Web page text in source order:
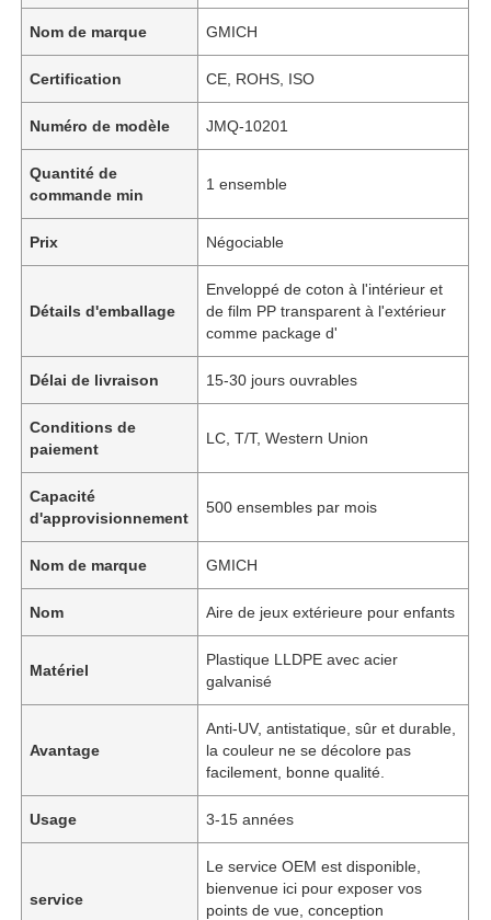
Nom de marque GMICH
Certification CE, ROHS, ISO
Numéro de modèle JMQ-10201
Quantité de
commande min
1 ensemble
Prix Négociable
Détails d'emballage
Enveloppé de coton à l'intérieur et
de film PP transparent à l'extérieur
comme package d'
Délai de livraison 15-30 jours ouvrables
Conditions de
paiement
LC, T/T, Western Union
Capacité
d'approvisionnement
500 ensembles par mois
Nom de marque GMICH
Nom Aire de jeux extérieure pour enfants
Matériel
Plastique LLDPE avec acier
galvanisé
Avantage
Anti-UV, antistatique, sûr et durable,
la couleur ne se décolore pas
facilement, bonne qualité.
Usage 3-15 années
service
Le service OEM est disponible,
bienvenue ici pour exposer vos
points de vue, conception